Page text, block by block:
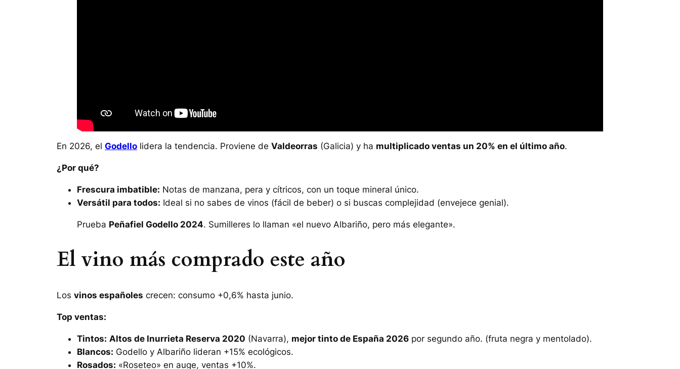
En 2026, el Godello lidera la tendencia. Proviene de Valdeorras (Galicia) y ha multiplicado ventas un 20% en el último año.
¿Por qué?
Frescura imbatible: Notas de manzana, pera y cítricos, con un toque mineral único.
Versátil para todos: Ideal si no sabes de vinos (fácil de beber) o si buscas complejidad (envejece genial).
Prueba Peñafiel Godello 2024. Sumilleres lo llaman «el nuevo Albariño, pero más elegante».
El vino más comprado este año
Los vinos españoles crecen: consumo +0,6% hasta junio.
Top ventas:
Tintos: Altos de Inurrieta Reserva 2020 (Navarra), mejor tinto de España 2026 por segundo año. (fruta negra y mentolado).
Blancos: Godello y Albariño lideran +15% ecológicos.
Rosados: «Roseteo» en auge, ventas +10%.